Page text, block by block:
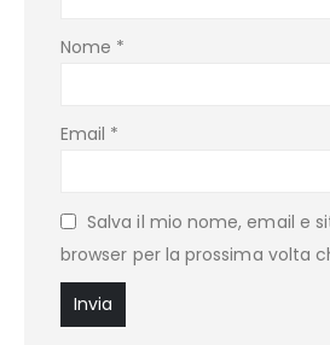
Nome *
Email *
Salva il mio nome, email e
browser per la prossima volta